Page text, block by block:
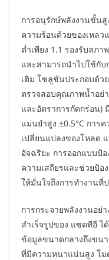
การอนุรักษ์พลังงานขั้น
ความร้อนด้วยของเหลว
ต่ำเพียง 1.1 รองรับสภ
และสามารถนำไปใช้กับ
เติม โซลูชันประกอบด้ว
ตรวจสอบคุณภาพน้ำอย่
และอัตราการกัดกร่อน)
แม่นยำสูง ±0.5°C การ
เปลี่ยนแปลงของโหลด
อัจฉริยะ การออกแบบป้
ความเสถียรและช่วยป้อ
ให้มั่นใจถึงการทำงาน
การกระจายพลังงานอย่
สำเร็จรูปของ แซดทีอี ไ
ข้อมูลขนาดกลางถึงขน
ที่มีความหนาแน่นสูง โม